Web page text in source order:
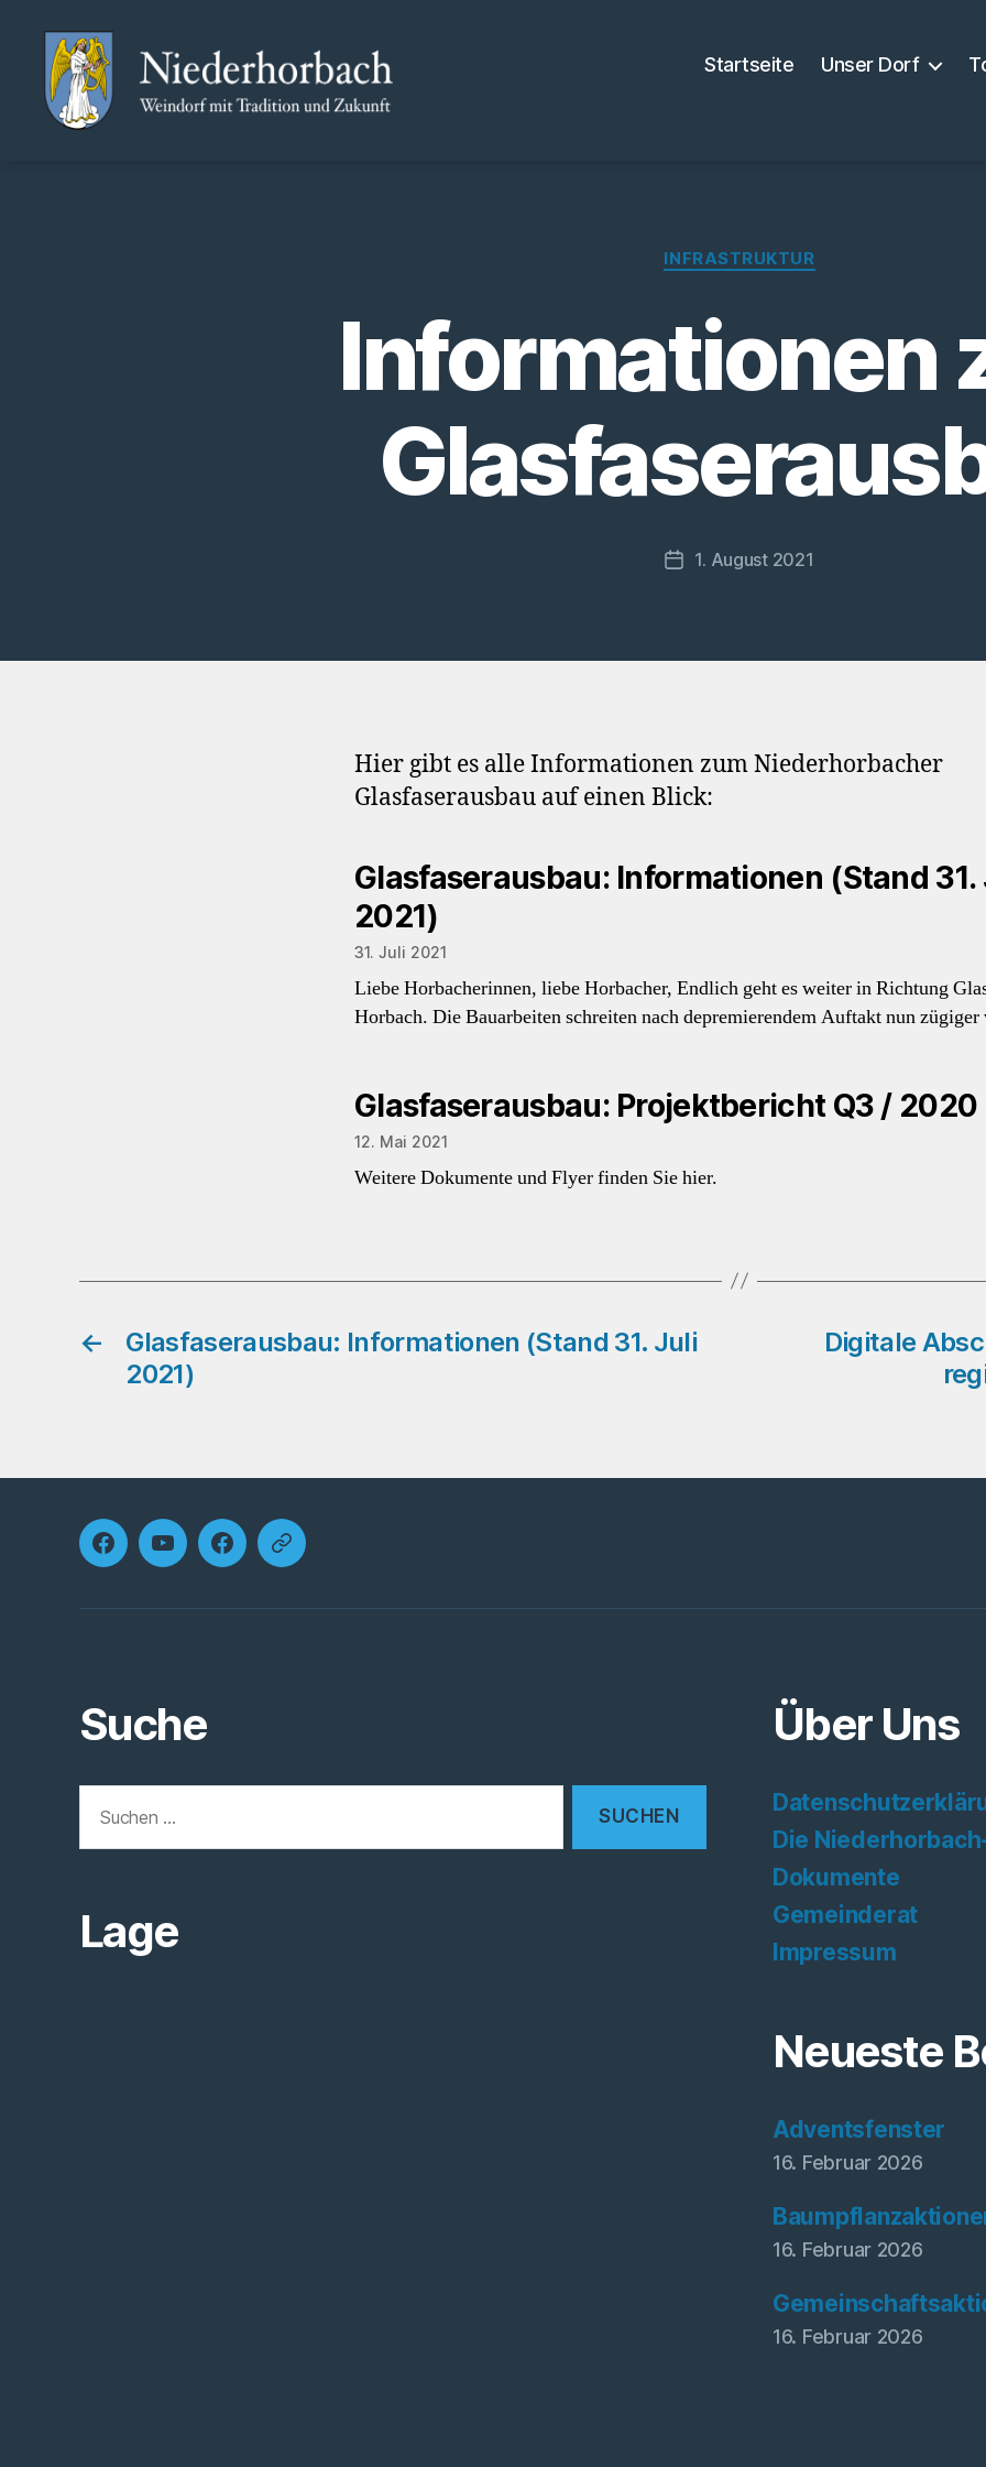
Startseite Unser Dorf
Kategorien
INFRASTRUKTUR
Informationen
Veröffentlichungsdatum
1. August 2021
Hier gibt es alle Informationen zum Niederhorbacher
Glasfaserausbau auf einen Blick:
Glasfaserausbau: Informationen (Stand 31.
2021)
31. Juli 2021
Liebe Horbacherinnen, liebe Horbacher, Endlich geht es weiter in Richtung
Horbach. Die Bauarbeiten schreiten nach depremierendem Auftakt nun
Glasfaserausbau: Projektbericht Q3 / 2020
12. Mai 2021
Weitere Dokumente und Flyer finden Sie hier.
←
Glasfaserausbau: Informationen (Stand 31. Juli
2021)
Digitale
Horbacher
Facebook
Die
YouTube
Die
Facebook
Unsere
Suche
nach:
Lage
Über Uns
Die
Dokumente
Gemeinderat
Impressum
Neueste
Adventsfenster
16. Februar 2026
16. Februar 2026
16. Februar 2026